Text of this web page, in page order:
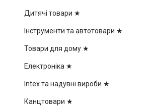
Дитячі товари ★
Інструменти та автотовари ★
Товари для дому ★
Електроніка ★
Intex та надувні вироби ★
Канцтовари ★